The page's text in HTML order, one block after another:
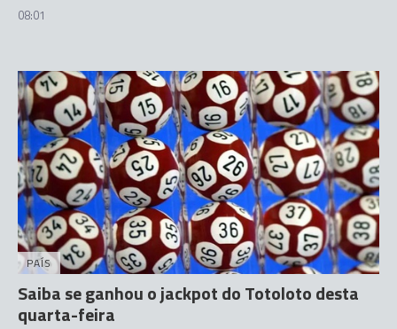
08:01
PAÍS
Saiba se ganhou o jackpot do Totoloto desta
quarta-feira